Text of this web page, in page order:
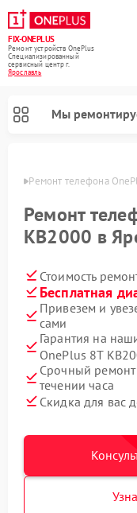
FIX-ONEPLUS
Ремонт устройств OnePlus
Специализированный
cервисный центр г.
Ярославль
Мы
Ремонт телефона
Ремонт
KB2000 в
Стоимость
Бесплатная
Привезем и
сами
Гарантия на
OnePlus 8T
Срочный
течении часа
Скидка для вас